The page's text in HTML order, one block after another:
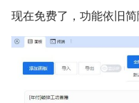
现在免费了，功能依旧